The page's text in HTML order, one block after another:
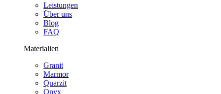
Leistungen
Über uns
Blog
FAQ
Materialien
Granit
Marmor
Quarzit
Onyx